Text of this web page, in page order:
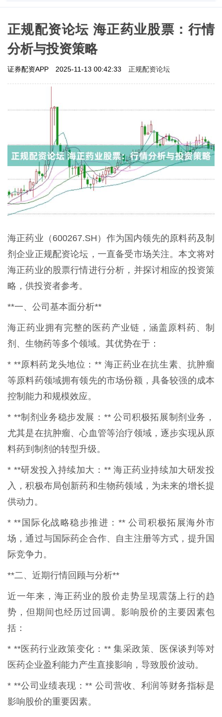
正规配资论坛 海正药业股票：行情
分析与投资策略
证券配资APP 2025-11-13 00:42:33 正规配资论坛
海正药业（600267.SH）作为国内领先的原料药及制
剂企业正规配资论坛，一直备受市场关注。本文将对
海正药业的股票行情进行分析，并探讨相应的投资策
略，供投资者参考。
**一、公司基本面分析**
海正药业拥有完整的医药产业链，涵盖原料药、制
剂、生物药等多个领域。其优势在于：
* **原料药龙头地位：** 海正药业在抗生素、抗肿瘤
等原料药领域拥有领先的市场份额，具备较强的成本
控制能力和规模效应。
* **制剂业务稳步发展：** 公司积极拓展制剂业务，
尤其是在抗肿瘤、心血管等治疗领域，逐步实现从原
料药到制剂的转型升级。
* **研发投入持续加大：** 海正药业持续加大研发投
入，积极布局创新药和生物药领域，为未来的增长提
供动力。
* **国际化战略稳步推进：** 公司积极拓展海外市
场，通过与国际药企合作、自主注册等方式，提升国
际竞争力。
**二、近期行情回顾与分析**
近一年来，海正药业的股价走势呈现震荡上行的趋
势，但期间也经历过回调。影响股价的主要因素包
括：
* **医药行业政策变化：** 集采政策、医保谈判等对
医药企业盈利能力产生直接影响，导致股价波动。
* **公司业绩表现：** 公司营收、利润等财务指标是
影响股价的重要因素。